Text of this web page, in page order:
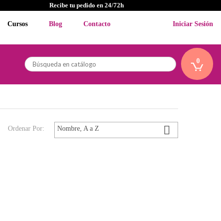
Recibe tu pedido en 24/72h
Cursos Blog Contacto Iniciar Sesión
0
Ordenar Por: Nombre, A a Z 